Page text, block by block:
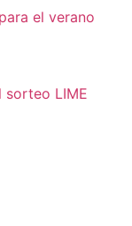
el verano
LIME